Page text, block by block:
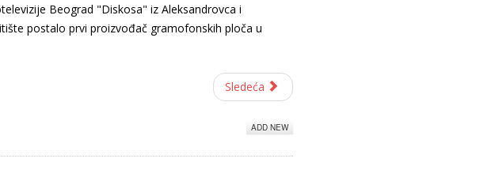
Beograd "Diskosa" iz Aleksandrovca i
postalo prvi proizvođač gramofonskih ploča u
Sledeća
ADD NEW